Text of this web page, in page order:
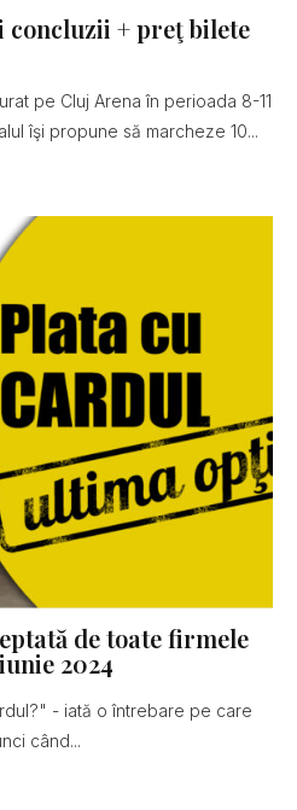
concluzii + preţ bilete
pe Cluj Arena în perioada 8-11
îşi propune să marcheze 10...
de toate firmele
2024
- iată o întrebare pe care
când...